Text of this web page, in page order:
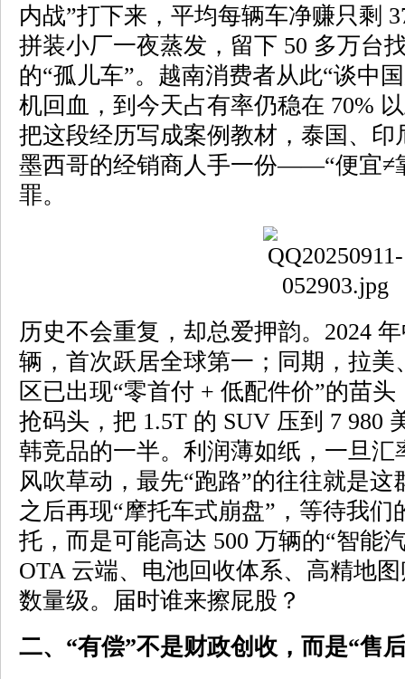
内战”打下来，平均每辆车净赚只剩
拼装小厂一夜蒸发，留下 50 多万台
的“孤儿车”。越南消费者从此“谈中
机回血，到今天占有率仍稳在 70%
把这段经历写成案例教材，泰国、
墨西哥的经销商人手一份——“便宜≠
罪。
历史不会重复，却总爱押韵。2024
辆，首次跃居全球第一；同期，拉
区已出现“零首付 + 低配件价”的苗
抢码头，把 1.5T 的 SUV 压到 7 980
韩竞品的一半。利润薄如纸，一旦
风吹草动，最先“跑路”的往往就是这
之后再现“摩托车式崩盘”，等待我们
托，而是可能高达 500 万辆的“智
OTA 云端、电池回收体系、高精地
数量级。届时谁来擦屁股？
二、“有偿”不是财政创收，而是“售